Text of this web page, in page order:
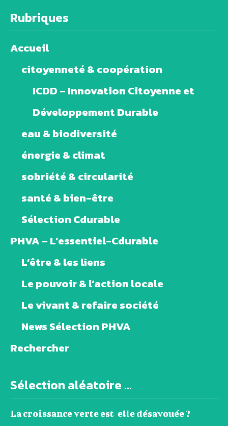
Rubriques
Accueil
citoyenneté & coopération
ICDD – Innovation Citoyenne et
Développement Durable
eau & biodiversité
énergie & climat
sobriété & circularité
santé & bien-être
Sélection Cdurable
PHVA – L’essentiel-Cdurable
L’être & les liens
Le pouvoir & l’action locale
Le vivant & refaire société
News Sélection PHVA
Rechercher
Sélection aléatoire ...
La croissance verte est-elle désavouée ?